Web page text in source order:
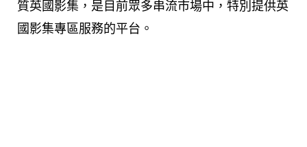
質英國影集，是目前眾多串流市場中，特別提供英
國影集專區服務的平台。